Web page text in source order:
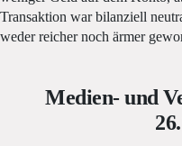
Transaktion war bilanziell
weder reicher noch ärmer
Medien- und